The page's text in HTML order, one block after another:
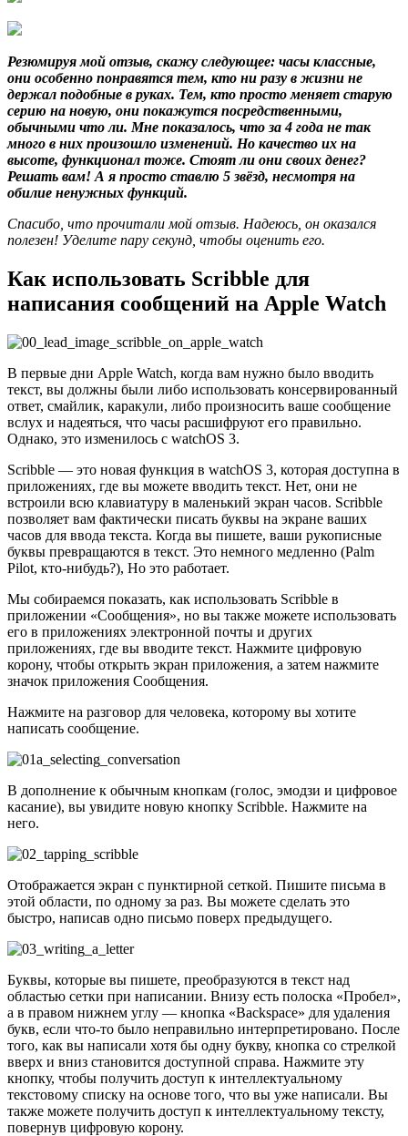
Резюмируя мой отзыв, скажу следующее: часы классные,
они особенно понравятся тем, кто ни разу в жизни не
держал подобные в руках. Тем, кто просто меняет старую
серию на новую, они покажутся посредственными,
обычными что ли. Мне показалось, что за 4 года не так
много в них произошло изменений. Но качество их на
высоте, функционал тоже. Стоят ли они своих денег?
Решать вам! А я просто ставлю 5 звёзд, несмотря на
обилие ненужных функций.
Спасибо, что прочитали мой отзыв. Надеюсь, он оказался
полезен! Уделите пару секунд, чтобы оценить его.
Как использовать Scribble для
написания сообщений на Apple Watch
В первые дни Apple Watch, когда вам нужно было вводить
текст, вы должны были либо использовать консервированный
ответ, смайлик, каракули, либо произносить ваше сообщение
вслух и надеяться, что часы расшифруют его правильно.
Однако, это изменилось с watchOS 3.
Scribble — это новая функция в watchOS 3, которая доступна в
приложениях, где вы можете вводить текст. Нет, они не
встроили всю клавиатуру в маленький экран часов. Scribble
позволяет вам фактически писать буквы на экране ваших
часов для ввода текста. Когда вы пишете, ваши рукописные
буквы превращаются в текст. Это немного медленно (Palm
Pilot, кто-нибудь?), Но это работает.
Мы собираемся показать, как использовать Scribble в
приложении «Сообщения», но вы также можете использовать
его в приложениях электронной почты и других
приложениях, где вы вводите текст. Нажмите цифровую
корону, чтобы открыть экран приложения, а затем нажмите
значок приложения Сообщения.
Нажмите на разговор для человека, которому вы хотите
написать сообщение.
В дополнение к обычным кнопкам (голос, эмодзи и цифровое
касание), вы увидите новую кнопку Scribble. Нажмите на
него.
Отображается экран с пунктирной сеткой. Пишите письма в
этой области, по одному за раз. Вы можете сделать это
быстро, написав одно письмо поверх предыдущего.
Буквы, которые вы пишете, преобразуются в текст над
областью сетки при написании. Внизу есть полоска «Пробел»,
а в правом нижнем углу — кнопка «Backspace» для удаления
букв, если что-то было неправильно интерпретировано. После
того, как вы написали хотя бы одну букву, кнопка со стрелкой
вверх и вниз становится доступной справа. Нажмите эту
кнопку, чтобы получить доступ к интеллектуальному
текстовому списку на основе того, что вы уже написали. Вы
также можете получить доступ к интеллектуальному тексту,
повернув цифровую корону.